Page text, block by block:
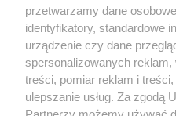
Kultura
X Facebook
przetwarzamy dane
identyfikatory, standardowe
urządzenie czy dane
spersonalizowanych
treści, pomiar reklam i
ulepszanie usług. Za zgodą
Partnerzy możemy używać